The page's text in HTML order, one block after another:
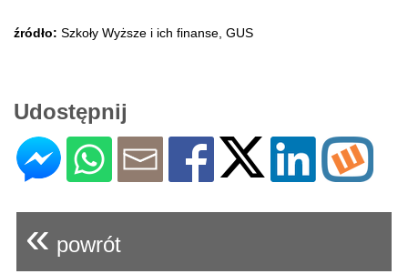
źródło: Szkoły Wyższe i ich finanse, GUS
Udostępnij
« powrót